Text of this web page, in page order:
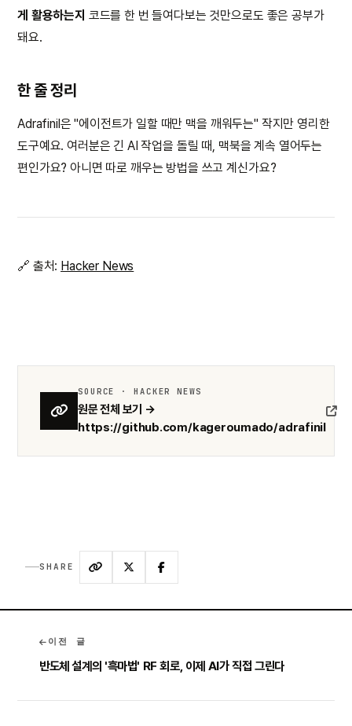
게 활용하는지 코드를 한 번 들여다보는 것만으로도 좋은 공부가
돼요.
한 줄 정리
Adrafinil은 "에이전트가 일할 때만 맥을 깨워두는" 작지만 영리한
도구예요. 여러분은 긴 AI 작업을 돌릴 때, 맥북을 계속 열어두는
편인가요? 아니면 따로 깨우는 방법을 쓰고 계신가요?
🔗 출처: Hacker News
SOURCE · HACKER NEWS
원문 전체 보기 →
https://github.com/kageroumado/adrafinil
SHARE
이전 글
반도체 설계의 '흑마법' RF 회로, 이제 AI가 직접 그린다